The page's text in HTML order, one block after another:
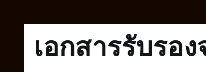
เอกสารรับรอ